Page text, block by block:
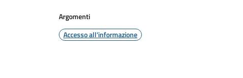
Argomenti
Accesso all'informazione